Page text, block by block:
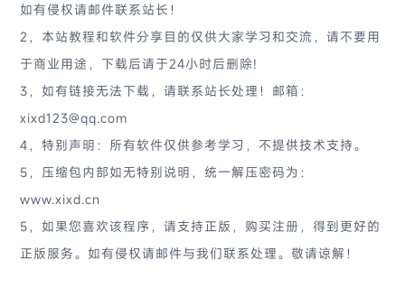
如有侵权请邮件联系站长！
2，本站教程和软件分享目的仅供大家学习和交流，请不要用
于商业用途，下载后请于24小时后删除!
3，如有链接无法下载，请联系站长处理！邮箱：
xixd123@qq.com
4，特别声明：所有软件仅供参考学习，不提供技术支持。
5，压缩包内部如无特别说明，统一解压密码为：
www.xixd.cn
5，如果您喜欢该程序，请支持正版，购买注册，得到更好的
正版服务。如有侵权请邮件与我们联系处理。敬请谅解！